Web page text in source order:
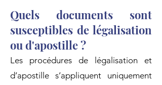
Quels documents sont
susceptibles de légalisation
ou d'apostille ?
Les procédures de légalisation et
d’apostille s’appliquent uniquement